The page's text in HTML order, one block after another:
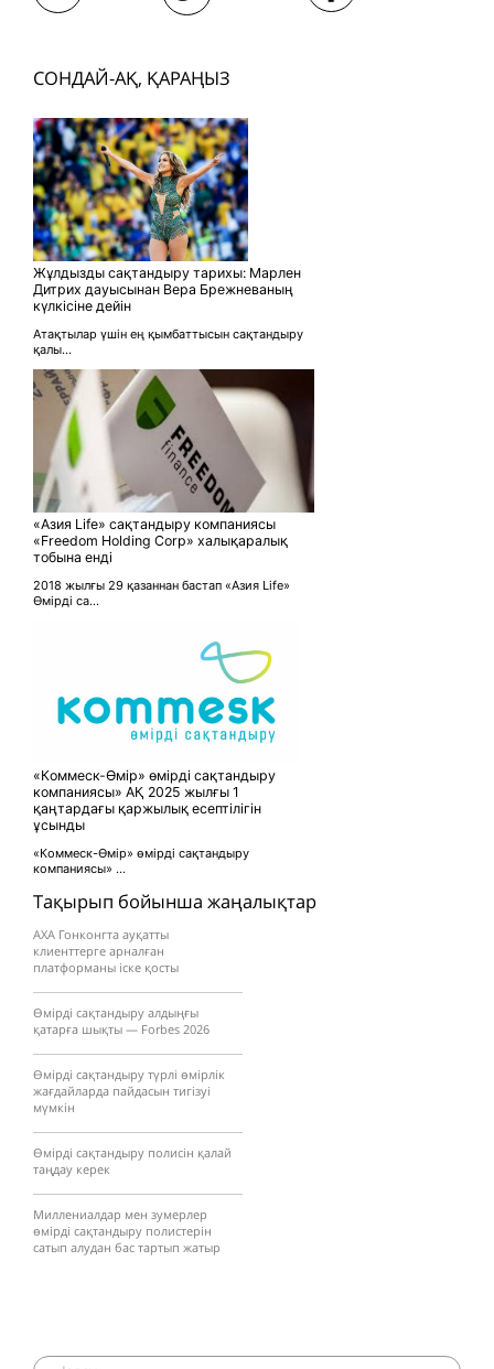
Тақырып бойынша жаңалықтар
AXA Гонконгта ауқатты
клиенттерге арналған
платформаны іске қосты
Өмірді сақтандыру алдыңғы
қатарға шықты — Forbes 2026
Өмірді сақтандыру түрлі өмірлік
жағдайларда пайдасын тигізуі
мүмкін
Өмірді сақтандыру полисін қалай
таңдау керек
Миллениалдар мен зумерлер
өмірді сақтандыру полистерін
сатып алудан бас тартып жатыр
СОНДАЙ-АҚ, ҚАРАҢЫЗ
Жұлдызды сақтандыру тарихы: Марлен
Дитрих дауысынан Вера Брежневаның
күлкісіне дейін
Атақтылар үшін ең қымбаттысын сақтандыру
қалы...
«Азия Life» сақтандыру компаниясы
«Freedom Holding Corp» халықаралық
тобына енді
2018 жылғы 29 қазаннан бастап «Азия Life»
Өмірді са...
«Коммеск-Өмір» өмірді сақтандыру
компаниясы» АҚ 2025 жылғы 1
қаңтардағы қаржылық есептілігін
ұсынды
«Коммеск-Өмір» өмірді сақтандыру
компаниясы» ...